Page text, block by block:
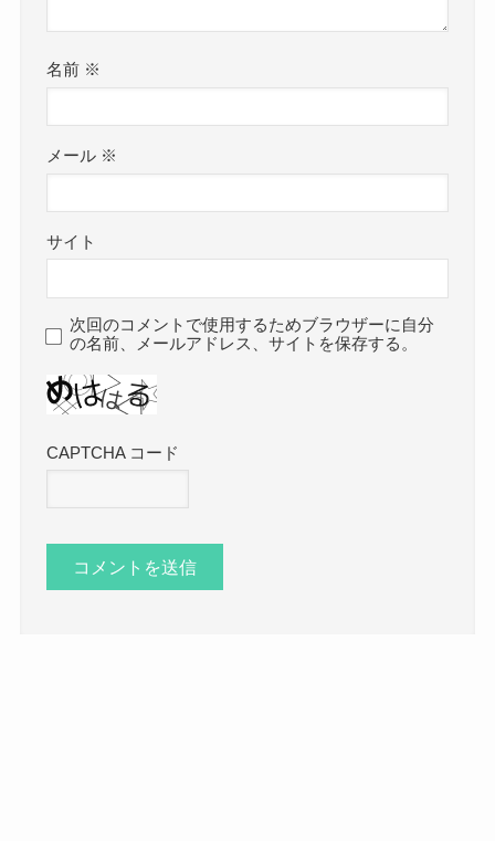
名前 ※
メール ※
サイト
次回のコメントで使用するためブラウザーに自分
の名前、メールアドレス、サイトを保存する。
CAPTCHA コード